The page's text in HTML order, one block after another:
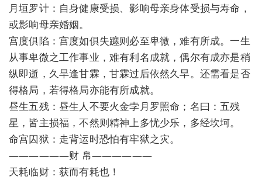
月垣罗计：自身健康受损、影响母亲身体受损与寿命，
或影响母亲婚姻。
宫度俱陷：宫度如俱失躔则必至卑微，难有所成。一生
从事卑微之工作事业，难有利名成就，偶尔有成亦是稍
纵即逝，久旱逢甘霖，甘霖过后依然久旱。还需看是否
得格局，若得格局亦能有所成就。
昼生五残：昼生人不要火金孛月罗照命；名曰：五残
星，皆主损福，不然则精神上多忧少乐，多经坎坷。
命宫囚狱：走背运时恐怕有牢狱之灾。
——————财 帛——————
天耗临财：获而有耗也！